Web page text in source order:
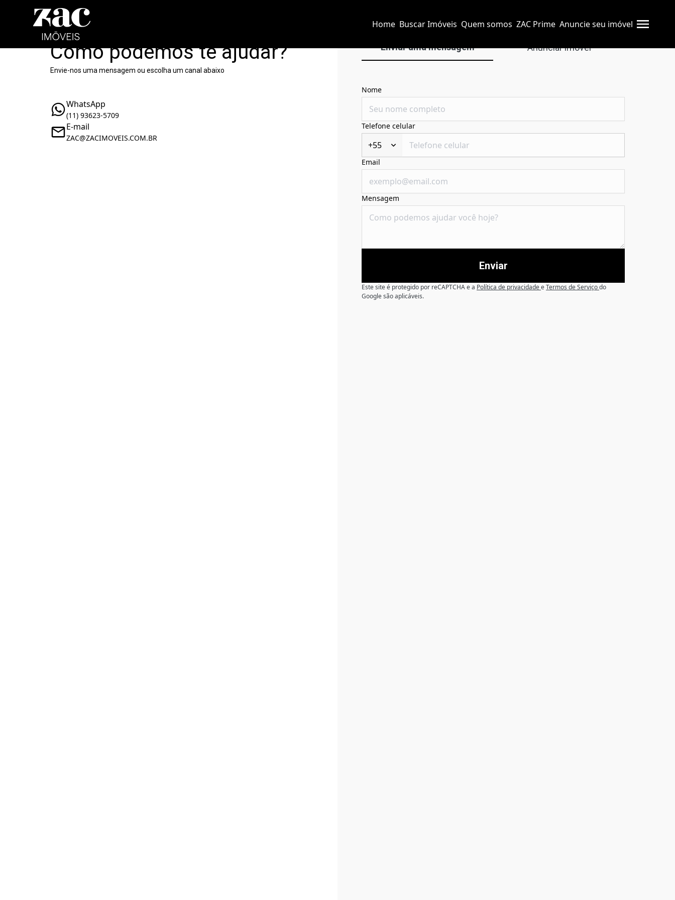
Home Buscar Imóveis Quem somos ZAC Prime Anuncie seu imóvel
Como podemos te ajudar?
Envie-nos uma mensagem ou escolha um canal abaixo
WhatsApp
(11) 93623-5709
E-mail
ZAC@ZACIMOVEIS.COM.BR
Enviar uma mensagem Anunciar imóvel
Nome
Telefone celular
+55
Email
Mensagem
Enviar
Este site é protegido por reCAPTCHA e a Política de privacidadeeTermos de Serviçodo
Google são aplicáveis.